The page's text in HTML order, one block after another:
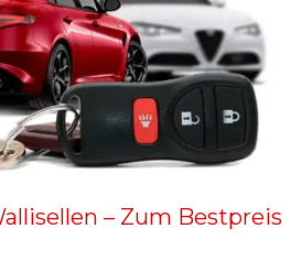
– Zum Bestpreis